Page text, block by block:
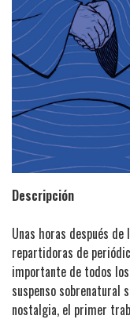
Descripción
Unas horas después
repartidoras de
importante de todos
suspenso sobrenatural
nostalgia, el primer